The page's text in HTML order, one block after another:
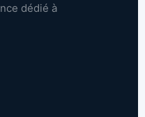
dédié à